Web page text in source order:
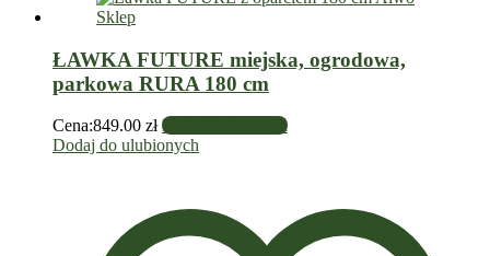
ŁAWKA FUTURE miejska, ogrodowa,
parkowa RURA 180 cm
Cena:849.00 zł Dodaj do koszyka
Dodaj do ulubionych